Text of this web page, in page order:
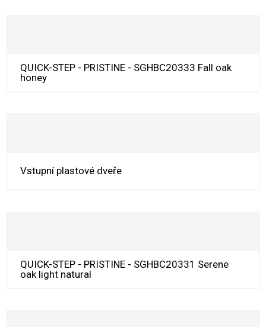
QUICK-STEP - PRISTINE - SGHBC20333 Fall oak
honey
Vstupní plastové dveře
QUICK-STEP - PRISTINE - SGHBC20331 Serene
oak light natural